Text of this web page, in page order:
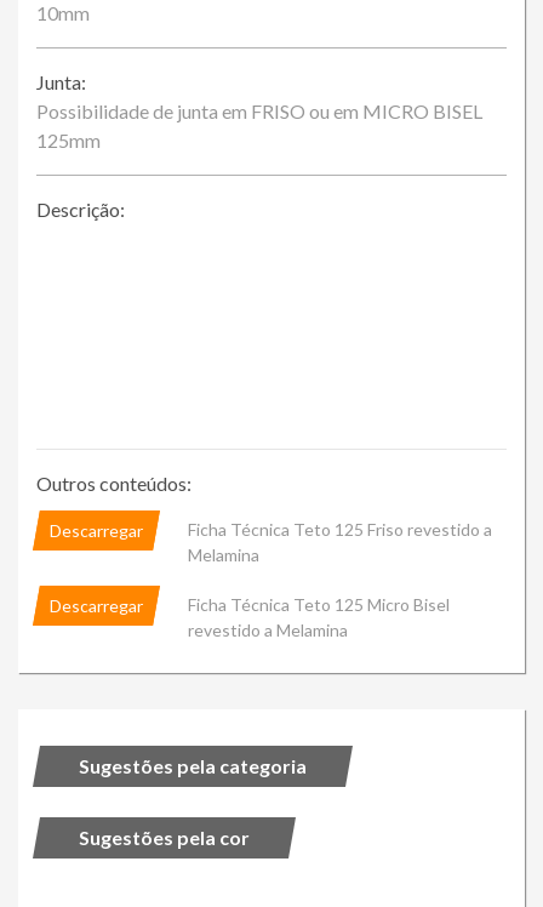
10mm
Junta:
Possibilidade de junta em FRISO ou em MICRO BISEL
125mm
Descrição:
Outros conteúdos:
Descarregar
Ficha Técnica Teto 125 Friso revestido a
Melamina
Descarregar
Ficha Técnica Teto 125 Micro Bisel
revestido a Melamina
Sugestões pela categoria
Sugestões pela cor